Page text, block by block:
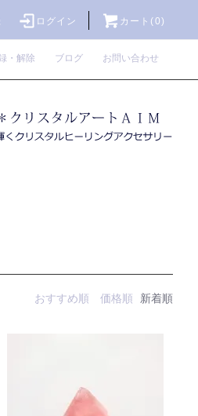
ログイン カート(0)
・解除 ブログ お問い合わせ
おすすめ順 価格順 新着順